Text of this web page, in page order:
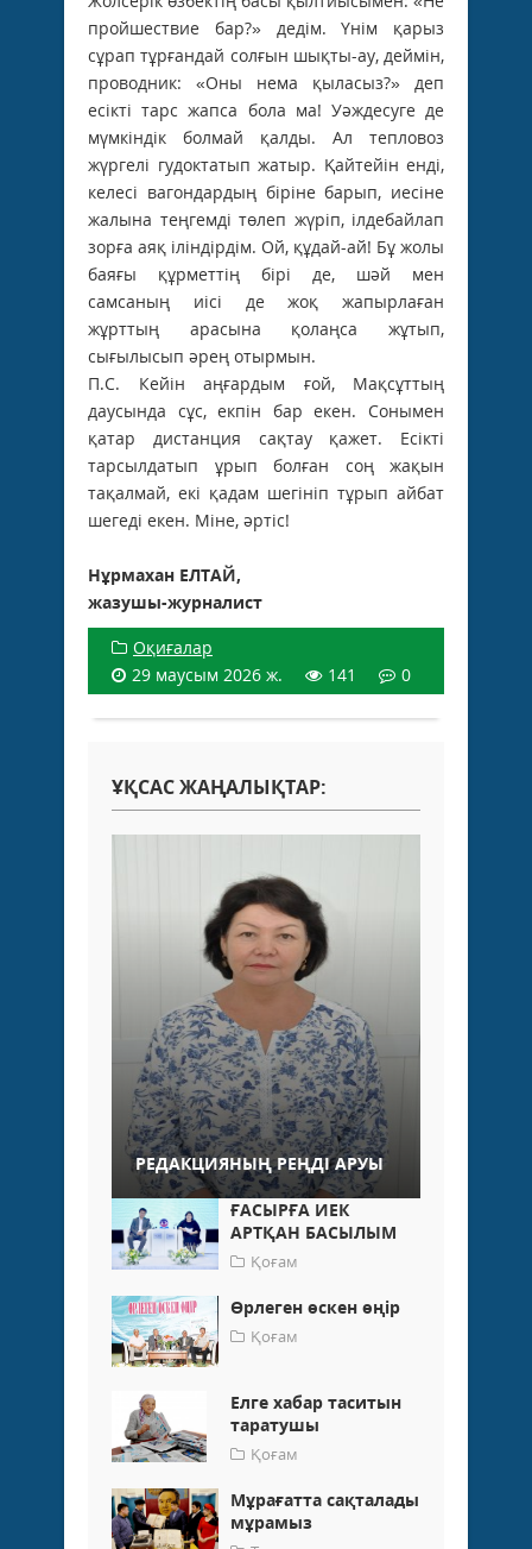
пройшествие бар?» дедім. Үнім қарыз
сұрап тұрғандай солғын шықты-ау, деймін,
провод­ник: «Оны нема қыласыз?» деп
есікті тарс жапса бола ма! Уәждесуге де
мүмкіндік болмай қалды. Ал тепловоз
жүргелі гудоктатып жатыр. Қайтейін енді,
келесі вагондардың біріне барып, иесіне
жалына теңгемді төлеп жүріп, ілдебайлап
зорға аяқ іліндірдім. Ой, құдай-ай! Бұ жолы
баяғы құрметтің бірі де, шәй мен
самсаның иісі де жоқ жапырлаған
жұрттың арасына қолаңса жұтып,
сығылысып әрең отырмын.
П.С. Кейін аңғардым ғой, Мақсұттың
даусында сұс, екпін бар екен. Сонымен
қатар дистанция сақтау қажет. Есікті
тарсылдатып ұрып болған соң жақын
тақалмай, екі қадам шегініп тұрып айбат
шегеді екен. Міне, әртіс!
Нұрмахан ЕЛТАЙ,
жазушы-журналист
Оқиғалар
29 маусым 2026 ж.
141 0
ҰҚСАС ЖАҢАЛЫҚТАР:
РЕДАКЦИЯНЫҢ РЕҢДІ АРУЫ
ҒАСЫРҒА ИЕК
АРТҚАН БАСЫЛЫМ
Қоғам
Өрлеген өскен өңір
Қоғам
Елге хабар таситын
таратушы
Қоғам
Мұрағатта сақталады
мұрамыз